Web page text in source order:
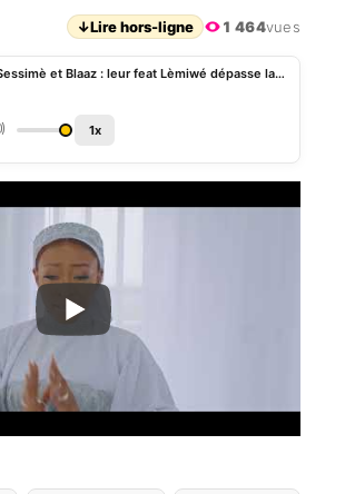
↓Lire hors-ligne 1 464vues
Sessimè et Blaaz : leur feat Lèmiwé dépasse la barre d’un million de vue (vidéo)
1x